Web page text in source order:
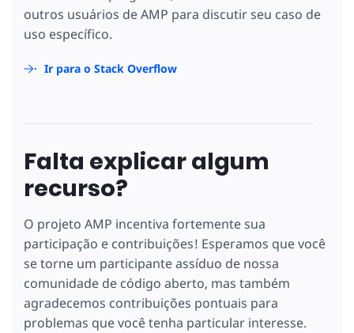
outros usuários de AMP para discutir seu caso de
uso específico.
Ir para o Stack Overflow
Falta explicar algum
recurso?
O projeto AMP incentiva fortemente sua
participação e contribuições! Esperamos que você
se torne um participante assíduo de nossa
comunidade de código aberto, mas também
agradecemos contribuições pontuais para
problemas que você tenha particular interesse.